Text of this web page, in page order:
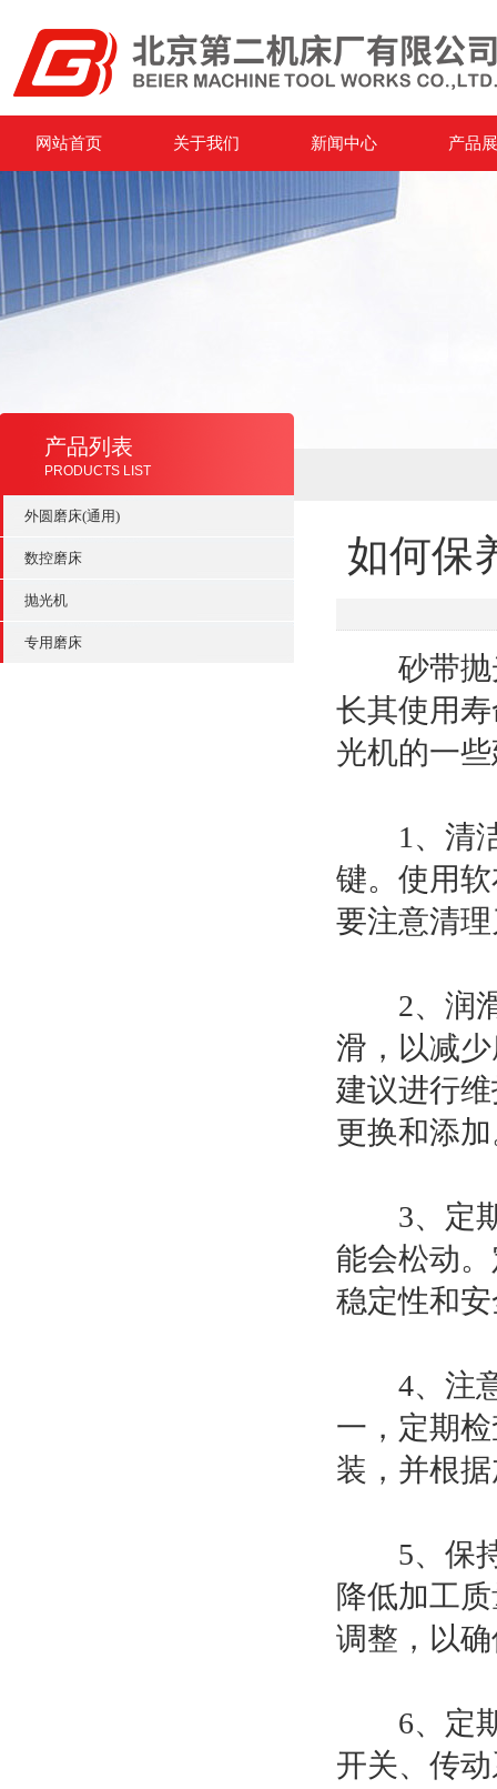
网站首页 关于我们 新闻中心 产品
产品列表
PRODUCTS LIST
外圆磨床(通用)
数控磨床
抛光机
专用磨床
如何保
砂带抛光
长其使用
光机的一
1、清洁
键。使用
要注意清
2、润滑
滑，以减
建议进行
更换和添
3、定期
能会松动
稳定性和
4、注意
一，定期
装，并根
5、保持
降低加工
调整，以
6、定期
开关、传